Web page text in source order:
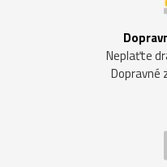
Neplaťte
Dopravné